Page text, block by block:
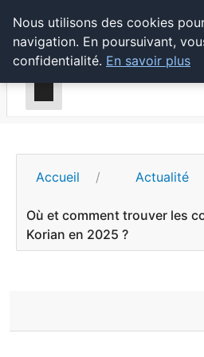
Prospection Pro
Accueil Actualité
Où et comment trouver les
Korian en 2025 ?
Nous utilisons des cookies
navigation. En poursuivant,
confidentialité. En savoir plus